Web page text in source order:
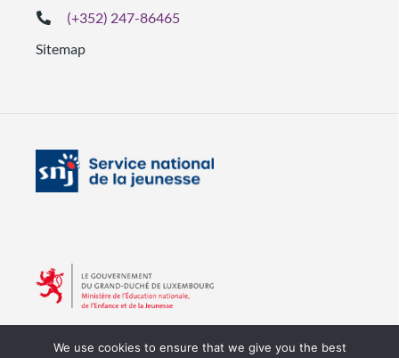
(+352) 247-86465
Sitemap
We use cookies to ensure that we give you the best